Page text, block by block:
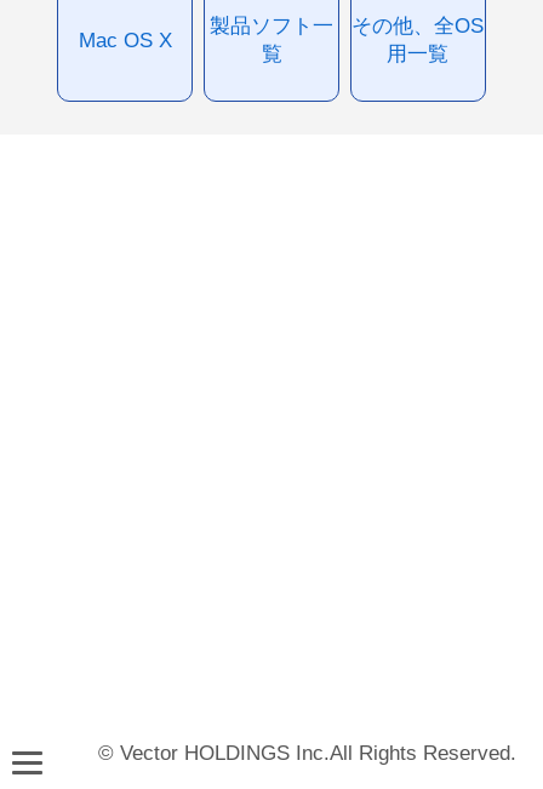
Mac OS X
製品ソフト一
覧
その他、全OS
用一覧
© Vector HOLDINGS Inc.All Rights Reserved.